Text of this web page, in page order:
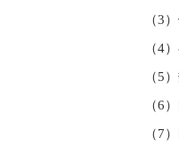
（3
（4
（5
（6
（7